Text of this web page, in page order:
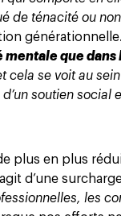
de ténacité ou non
que dans
cela se voit au
soutien social
plus en plus
d’une
les